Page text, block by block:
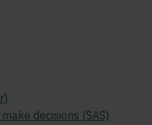
decisions (SAS)